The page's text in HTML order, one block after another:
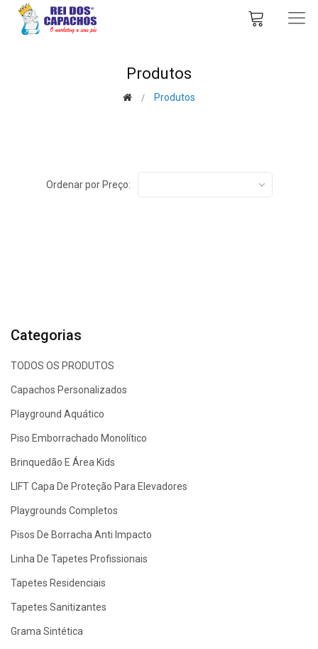
Produtos
Produtos
Categorias
TODOS OS PRODUTOS
Capachos Personalizados
Playground Aquático
Piso Emborrachado Monolítico
Brinquedão E Área Kids
LIFT Capa De Proteção Para Elevadores
Playgrounds Completos
Pisos De Borracha Anti Impacto
Linha De Tapetes Profissionais
Tapetes Residenciais
Tapetes Sanitizantes
Grama Sintética
Ordenar por Preço: